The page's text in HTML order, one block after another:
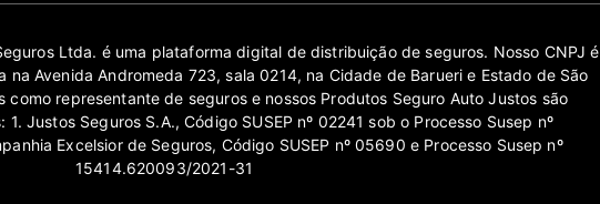
Ltda. é uma plataforma digital de distribuição de seguros. Nosso CNPJ é
Avenida Andromeda 723, sala 0214, na Cidade de Barueri e Estado de São
como representante de seguros e nossos Produtos Seguro Auto Justos são
Justos Seguros S.A., Código SUSEP nº 02241 sob o Processo Susep nº
Excelsior de Seguros, Código SUSEP nº 05690 e Processo Susep nº
15414.620093/2021-31